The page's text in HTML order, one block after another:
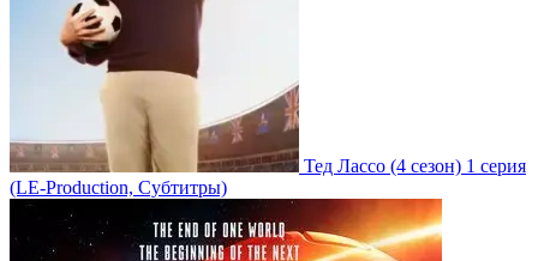
Тед Лассо (4 сезон) 1 серия
(LE-Production, Субтитры)